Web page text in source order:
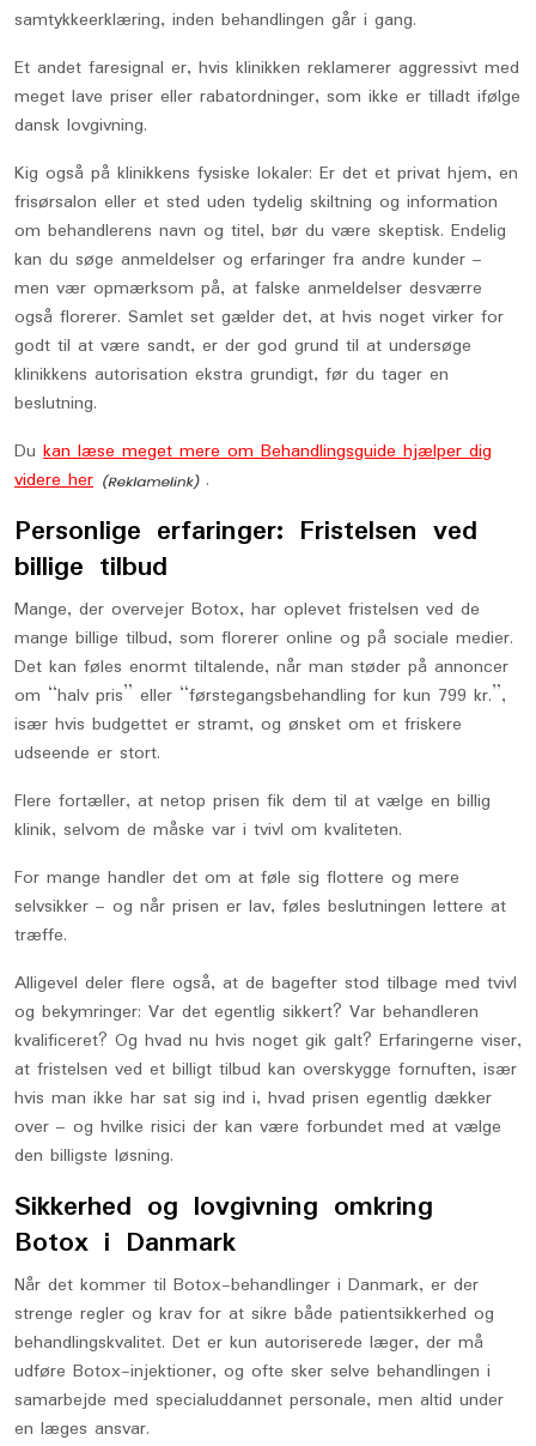
samtykkeerklæring, inden behandlingen går i gang.
Et andet faresignal er, hvis klinikken reklamerer aggressivt med
meget lave priser eller rabatordninger, som ikke er tilladt ifølge
dansk lovgivning.
Kig også på klinikkens fysiske lokaler: Er det et privat hjem, en
frisørsalon eller et sted uden tydelig skiltning og information
om behandlerens navn og titel, bør du være skeptisk. Endelig
kan du søge anmeldelser og erfaringer fra andre kunder –
men vær opmærksom på, at falske anmeldelser desværre
også florerer. Samlet set gælder det, at hvis noget virker for
godt til at være sandt, er der god grund til at undersøge
klinikkens autorisation ekstra grundigt, før du tager en
beslutning.
Du kan læse meget mere om Behandlingsguide hjælper dig
videre her
.
Personlige erfaringer: Fristelsen ved
billige tilbud
Mange, der overvejer Botox, har oplevet fristelsen ved de
mange billige tilbud, som florerer online og på sociale medier.
Det kan føles enormt tiltalende, når man støder på annoncer
om “halv pris” eller “førstegangsbehandling for kun 799 kr.”,
især hvis budgettet er stramt, og ønsket om et friskere
udseende er stort.
Flere fortæller, at netop prisen fik dem til at vælge en billig
klinik, selvom de måske var i tvivl om kvaliteten.
For mange handler det om at føle sig flottere og mere
selvsikker – og når prisen er lav, føles beslutningen lettere at
træffe.
Alligevel deler flere også, at de bagefter stod tilbage med tvivl
og bekymringer: Var det egentlig sikkert? Var behandleren
kvalificeret? Og hvad nu hvis noget gik galt? Erfaringerne viser,
at fristelsen ved et billigt tilbud kan overskygge fornuften, især
hvis man ikke har sat sig ind i, hvad prisen egentlig dækker
over – og hvilke risici der kan være forbundet med at vælge
den billigste løsning.
Sikkerhed og lovgivning omkring
Botox i Danmark
Når det kommer til Botox-behandlinger i Danmark, er der
strenge regler og krav for at sikre både patientsikkerhed og
behandlingskvalitet. Det er kun autoriserede læger, der må
udføre Botox-injektioner, og ofte sker selve behandlingen i
samarbejde med specialuddannet personale, men altid under
en læges ansvar.